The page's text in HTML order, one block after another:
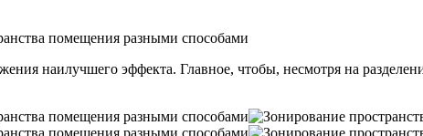
наилучшего эффекта. Главное, чтобы, несмотря на